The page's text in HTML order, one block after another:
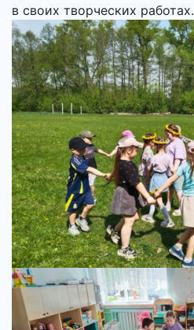
в своих творческих работах.